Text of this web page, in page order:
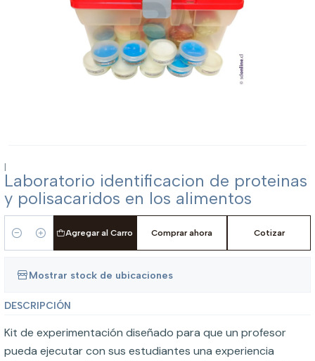
|
Laboratorio identificacion de proteinas
y polisacaridos en los alimentos
Cantidad
Agregar al Carro Comprar ahora Cotizar
Mostrar stock de ubicaciones
DESCRIPCIÓN
Kit de experimentación diseñado para que un profesor
pueda ejecutar con sus estudiantes una experiencia